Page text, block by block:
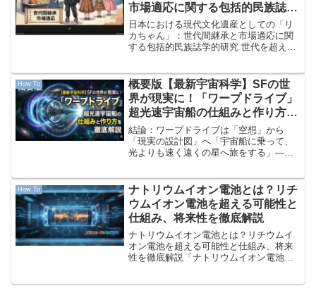
市場適応に関する包括的民族誌学
的研究
日本における現代文化遺産としての「リ
カちゃん」：世代間継承と市場適応に関
する包括的民族誌学的研究 世代を超えて
異性 1.1 研究の背景と目的 1967年（昭和
42...
How To
概要版【最新宇宙科学】SFの世
界が現実に！「ワープドライブ」
超光速宇宙船の仕組みと作り方を
徹底解説
結論：ワープドライブは「空想」から
「現実の設計図」へ「宇宙船に乗って、
光よりも速く遠くの星へ旅をする」——
速航行）。長らく、アインシュタインの
相対性理論によって「光よ...
How To
ナトリウムイオン電池とは？リチ
ウムイオン電池を超える可能性と
仕組み、将来性を徹底解説
ナトリウムイオン電池とは？リチウムイ
オン電池を超える可能性と仕組み、将来
性を徹底解説「ナトリウムイオン電池」